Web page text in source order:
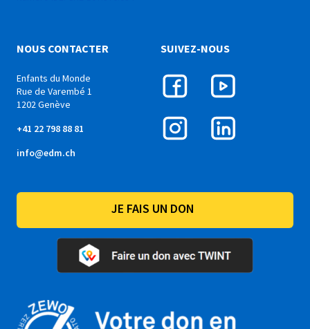
NOUS CONTACTER
Enfants du Monde
Rue de Varembé 1
1202 Genève
+41 22 798 88 81
info@edm.ch
SUIVEZ-NOUS
JE FAIS UN DON